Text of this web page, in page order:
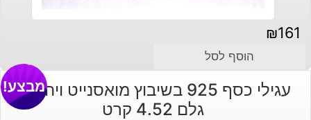
₪161
הוסף לסל
עגילי כסף 925 בשיבוץ מואסנייט ויהלומי
גלם 4.52 קרט
מבצע!